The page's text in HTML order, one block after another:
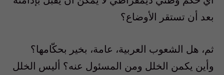
بعد أن تستقر الأوضاع؟
ثم، هل الشعوب العربية، عامة، بخير بحكّامها؟
وأين يكمن الخلل ومن المسئول عنه؟ أليس الخلل